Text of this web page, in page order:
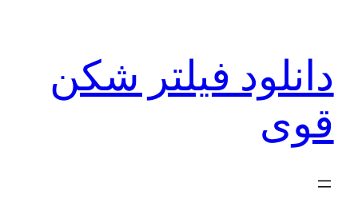
دانلود فیلتر شکن
قوی